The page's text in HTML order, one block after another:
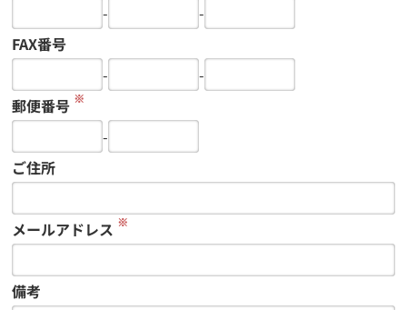
-
-
FAX番号
-
-
郵便番号 ※
-
ご住所
メールアドレス ※
備考